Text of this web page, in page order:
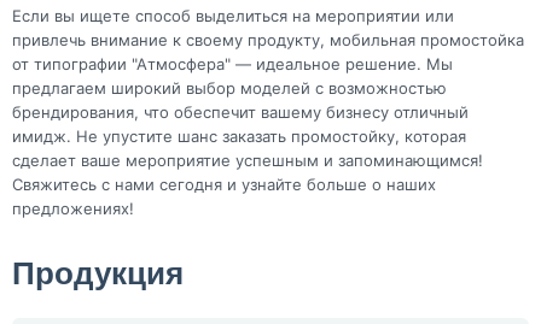
Если вы ищете способ выделиться на мероприятии или
привлечь внимание к своему продукту, мобильная промостойка
от типографии "Атмосфера" — идеальное решение. Мы
предлагаем широкий выбор моделей с возможностью
брендирования, что обеспечит вашему бизнесу отличный
имидж. Не упустите шанс заказать промостойку, которая
сделает ваше мероприятие успешным и запоминающимся!
Свяжитесь с нами сегодня и узнайте больше о наших
предложениях!
Продукция